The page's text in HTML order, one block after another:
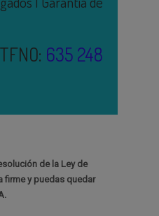
635 248
de la Ley de
firme y puedas quedar